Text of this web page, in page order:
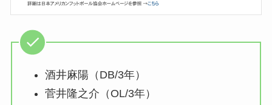
酒井麻陽（DB/3年）
菅井隆之介（OL/3年）